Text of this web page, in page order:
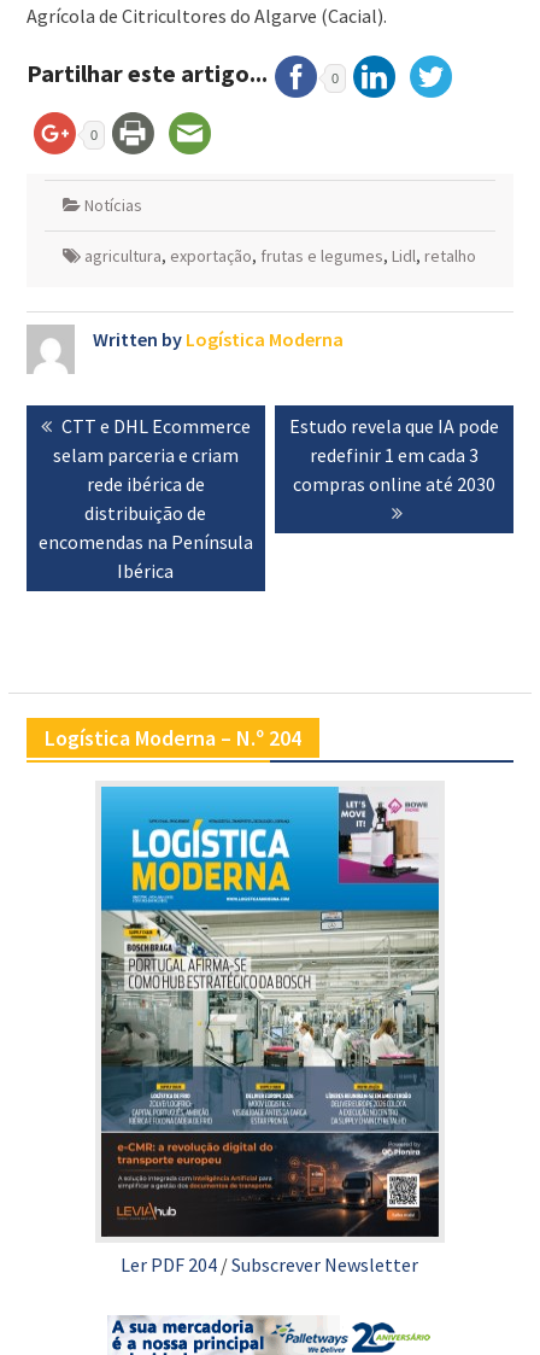
Agrícola de Citricultores do Algarve (Cacial).
Partilhar este artigo... 0
0
Notícias
agricultura, exportação, frutas e legumes, Lidl, retalho
Written by Logística Moderna
Navegação
de
artigos
Previous
post:
CTT e DHL Ecommerce
selam parceria e criam
rede ibérica de
distribuição de
encomendas na Península
Ibérica
Next
post:
Estudo revela que IA pode
redefinir 1 em cada 3
compras online até 2030
Logística Moderna – N.º 204
Ler PDF 204 /Subscrever Newsletter